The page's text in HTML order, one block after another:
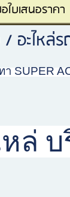
บเสนอราคา
อะไหล่
ล่